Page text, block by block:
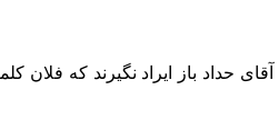
حداد باز ایراد نگیرند که فلان